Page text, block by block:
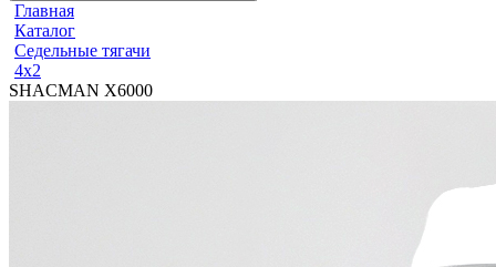
Главная
Каталог
Седельные тягачи
4x2
SHACMAN X6000